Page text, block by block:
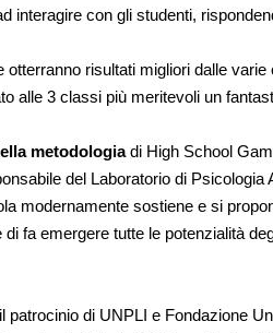
interagire con gli studenti,
risultati migliori dalle varie
alle 3 classi più meritevoli un
metodologia di High School
del Laboratorio di Psicologia
modernamente sostiene e si
fa emergere tutte le potenzialità
patrocinio di UNPLI e Fondazione